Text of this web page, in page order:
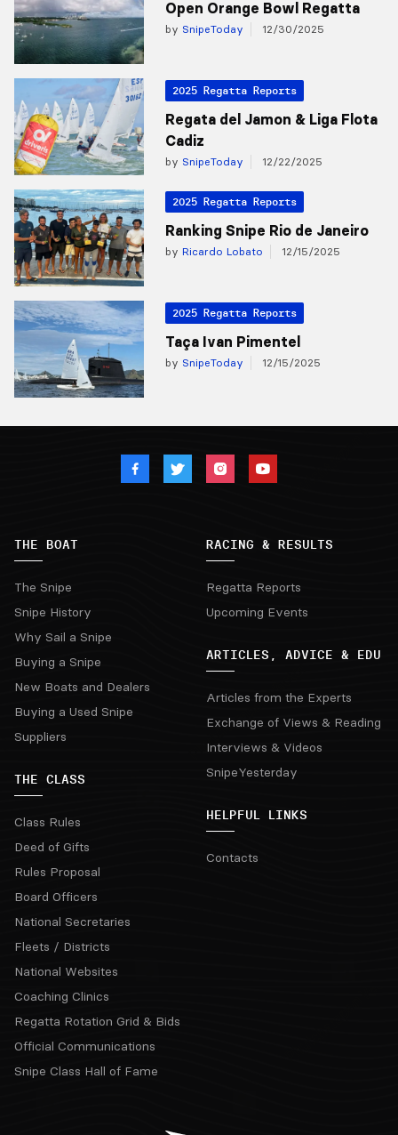
Open Orange Bowl Regatta
by SnipeToday 12/30/2025
2025 Regatta Reports
Regata del Jamon & Liga Flota
Cadiz
by SnipeToday 12/22/2025
2025 Regatta Reports
Ranking Snipe Rio de Janeiro
by Ricardo Lobato 12/15/2025
2025 Regatta Reports
Taça Ivan Pimentel
by SnipeToday 12/15/2025
THE BOAT
The Snipe
Snipe History
Why Sail a Snipe
Buying a Snipe
New Boats and Dealers
Buying a Used Snipe
Suppliers
THE CLASS
Class Rules
Deed of Gifts
Rules Proposal
Board Officers
National Secretaries
Fleets / Districts
National Websites
Coaching Clinics
Regatta Rotation Grid & Bids
Official Communications
Snipe Class Hall of Fame
RACING & RESULTS
Regatta Reports
Upcoming Events
ARTICLES, ADVICE & EDU
Articles from the Experts
Exchange of Views & Reading
Interviews & Videos
SnipeYesterday
HELPFUL LINKS
Contacts